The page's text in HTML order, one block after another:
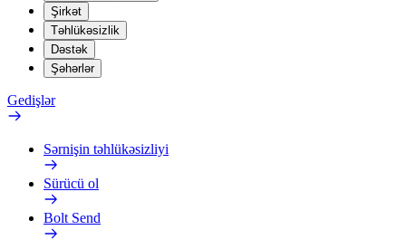
Şirkət
Təhlükəsizlik
Dəstək
Şəhərlər
Gedişlər
Sərnişin təhlükəsizliyi
Sürücü ol
Bolt Send